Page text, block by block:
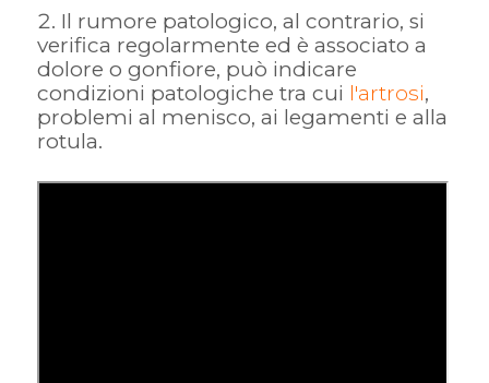
Il rumore patologico, al contrario, si
verifica regolarmente ed è associato a
dolore o gonfiore, può indicare
condizioni patologiche tra cui l'artrosi,
problemi al menisco, ai legamenti e alla
rotula.